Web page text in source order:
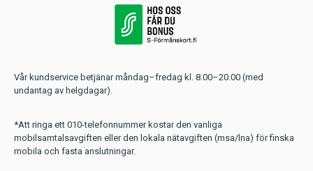
Vår kundservice betjänar måndag–fredag kl. 8.00–20.00 (med
undantag av helgdagar).
*Att ringa ett 010-telefonnummer kostar den vanliga
mobilsamtalsavgiften eller den lokala nätavgiften (msa/lna) för finska
mobila och fasta anslutningar.